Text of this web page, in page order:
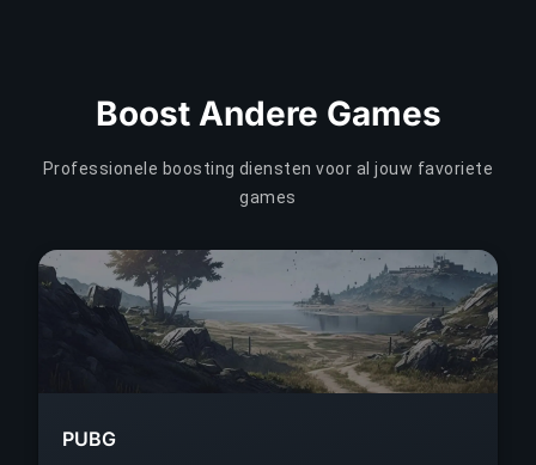
Boost Andere Games
Professionele boosting diensten voor al jouw favoriete
games
PUBG